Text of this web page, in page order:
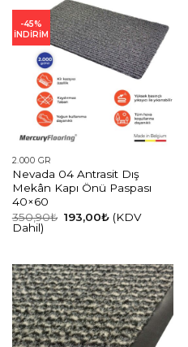
-45%
İNDİRİM
2.000 GR
Nevada 04 Antrasit Dış
Mekân Kapı Önü Paspası
40×60
350,90₺ Orijinal
fiyat:
193,00₺Şu
andaki
(KDV
Dahil)